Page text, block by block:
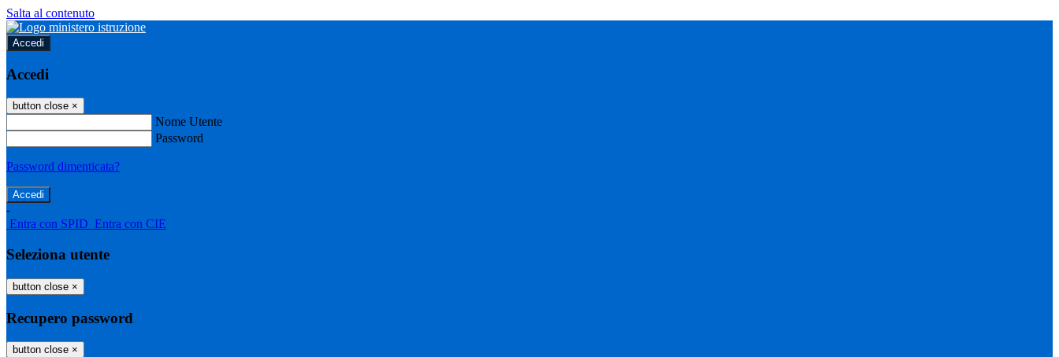
Salta al contenuto
Accedi
Accedi
button close ×
Nome Utente
Password
Password dimenticata?
-
Entra con SPID Entra con CIE
Seleziona utente
button close ×
Recupero password
button close ×